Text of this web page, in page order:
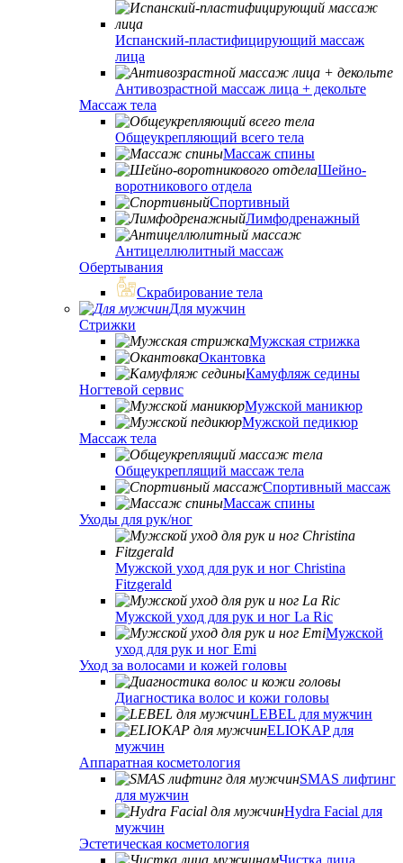
Испанский-пластифицирующий массаж
лица
Антивозрастной массаж лица + декольте
Массаж тела
Общеукрепляющий всего тела
Массаж спины
Шейно-
воротникового отдела
Спортивный
Лимфодренажный
Антицеллюлитный массаж
Обертывания
Скрабирование тела
Для мужчин
Стрижки
Мужская стрижка
Окантовка
Камуфляж седины
Ногтевой сервис
Мужской маникюр
Мужской педикюр
Массаж тела
Общеукреплящий массаж тела
Спортивный массаж
Массаж спины
Уходы для рук/ног
Мужской уход для рук и ног Christina
Fitzgerald
Мужской уход для рук и ног La Ric
Мужской
уход для рук и ног Emi
Уход за волосами и кожей головы
Диагностика волос и кожи головы
LEBEL для мужчин
ELIOKAP для
мужчин
Аппаратная косметология
SMAS лифтинг
для мужчин
Hydra Facial для
мужчин
Эстетическая косметология
Чистка лица